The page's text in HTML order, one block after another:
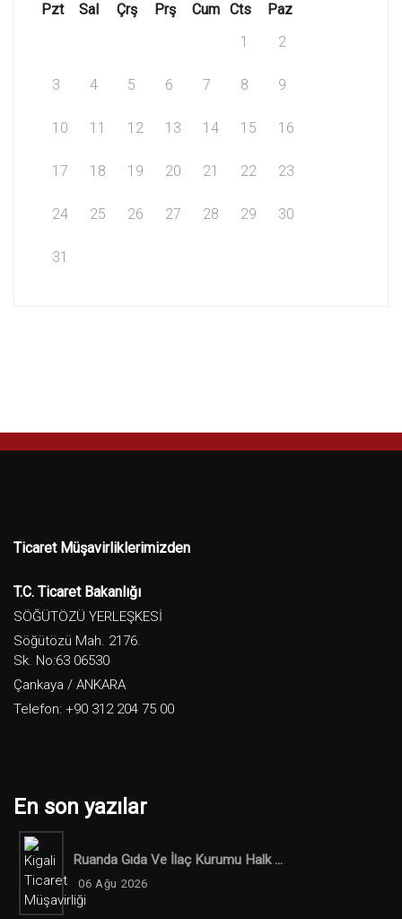
Pzt
Sal Çrş Prş Cum Cts
Paz
1
2
3 4 5 6 7 8 9
10 11 12 13 14 15 16
17 18 19 20 21 22 23
24 25 26 27 28 29 30
31
Ticaret Müşavirliklerimizden
T.C. Ticaret Bakanlığı
SÖĞÜTÖZÜ YERLEŞKESİ
Söğütözü Mah. 2176.
Sk. No:63 06530
Çankaya / ANKARA
Telefon: +90 312 204 75 00
En son yazılar
Ruanda Gıda Ve İlaç Kurumu Halk ...
06 Ağu 2026